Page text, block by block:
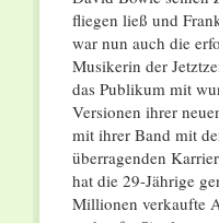
fliegen ließ und
war nun auch die
Musikerin der
das Publikum mit
Versionen ihrer
mit ihrer Band mit
überragenden
hat die 29-Jährige
Millionen verkaufte